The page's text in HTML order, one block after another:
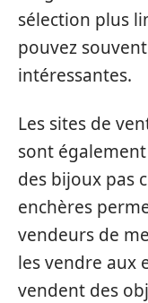
sélection plus
pouvez
intéressantes.
Les sites de
sont
des bijoux pas
enchères
vendeurs de
les vendre aux
vendent des